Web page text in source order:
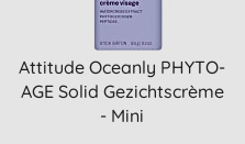
Attitude Oceanly PHYTO-
AGE Solid Gezichtscrème
- Mini